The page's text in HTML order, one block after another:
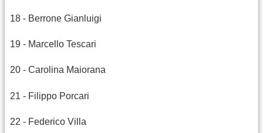
18 - Berrone Gianluigi
19 - Marcello Tescari
20 - Carolina Maiorana
21 - Filippo Porcari
22 - Federico Villa